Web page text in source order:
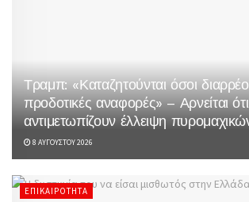
Τραμπ: «Καταζητούνται όσοι
προδοτικές αναφορές» – Αρνείται
αντιμετωπίζουν έλλειψη
8 ΑΥΓΟΎΣΤΟΥ 2026
ΕΠΙΚΑΙΡΌΤΗΤΑ